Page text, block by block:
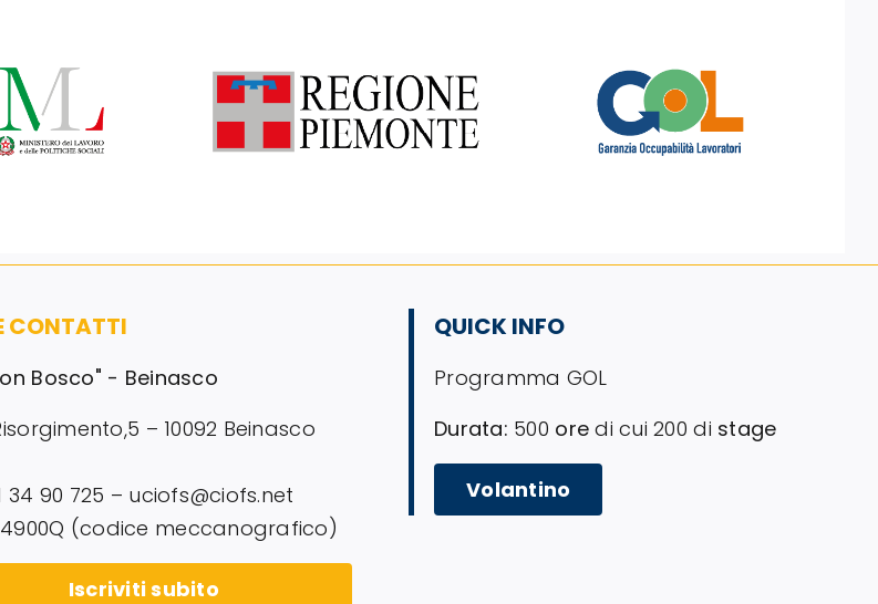
CONTATTI
Bosco" - Beinasco
– 10092 Beinasco
34 90 725 – uciofs@ciofs.net
(codice meccanografico)
Iscriviti subito
QUICK INFO
Programma GOL
Durata: 500 ore di cui 200 di stage
Volantino